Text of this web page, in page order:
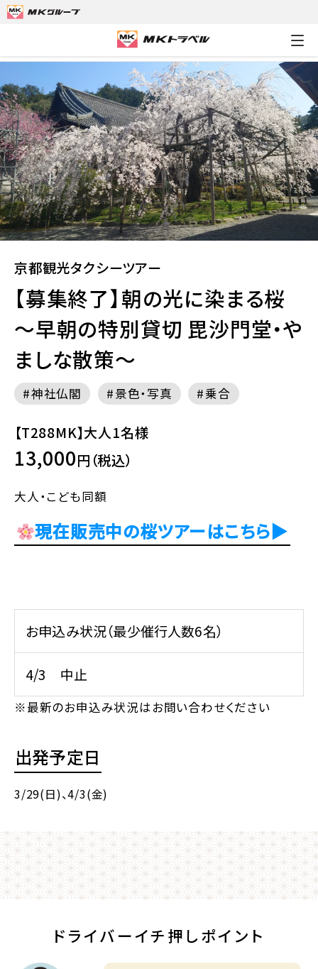
京都観光タクシーツアー 【募集終了】朝の
京都観光タクシーツアー
【募集終了】朝の光に染まる桜
～早朝の特別貸切 毘沙門堂・や
ましな散策～
神社仏閣 景色・写真 乗合
【T288MK】大人1名様
13,000円（税込）
大人・こども同額
現在販売中の桜ツアーはこちら▶
お申込み状況（最少催行人数6名）
4/3 中止
※最新のお申込み状況はお問い合わせください
出発予定日
3/29(日)、4/3(金)
ドライバーイチ押しポイント